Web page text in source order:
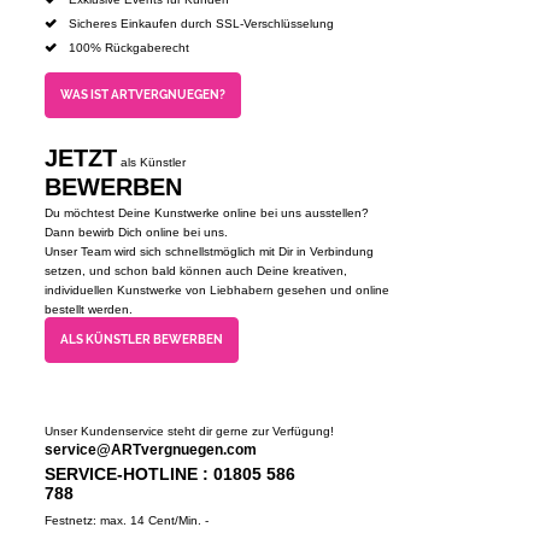
Sicheres Einkaufen durch SSL-Verschlüsselung
100% Rückgaberecht
WAS IST ARTVERGNUEGEN?
JETZT als Künstler
BEWERBEN
Du möchtest Deine Kunstwerke online bei uns ausstellen?
Dann bewirb Dich online bei uns.
Unser Team wird sich schnellstmöglich mit Dir in Verbindung
setzen, und schon bald können auch Deine kreativen,
individuellen Kunstwerke von Liebhabern gesehen und online
bestellt werden.
ALS KÜNSTLER BEWERBEN
Unser Kundenservice steht dir gerne zur Verfügung!
service@ARTvergnuegen.com
SERVICE-HOTLINE : 01805 586
788
Festnetz: max. 14 Cent/Min. -